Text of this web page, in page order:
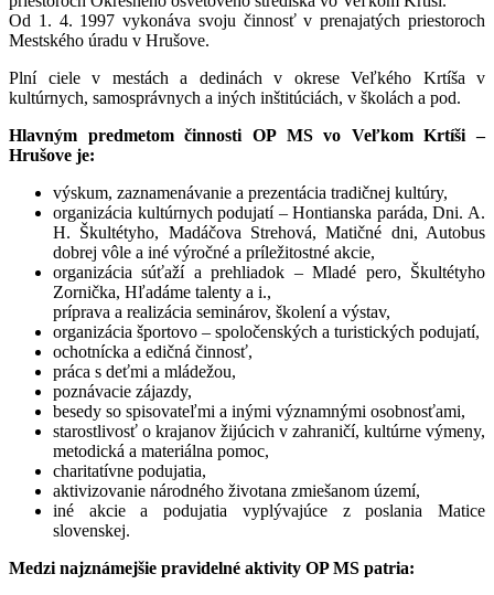
Od 1. 4. 1997 vykonáva svoju činnosť v prenajatých priestoroch
Mestského úradu v Hrušove.
Plní ciele v mestách a dedinách v okrese Veľkého Krtíša v
kultúrnych, samosprávnych a iných inštitúciách, v školách a pod.
Hlavným predmetom činnosti OP MS vo Veľkom Krtíši –
Hrušove je:
výskum, zaznamenávanie a prezentácia tradičnej kultúry,
organizácia kultúrnych podujatí – Hontianska paráda, Dni. A.
H. Škultétyho, Madáčova Strehová, Matičné dni, Autobus
dobrej vôle a iné výročné a príležitostné akcie,
organizácia súťaží a prehliadok – Mladé pero, Škultétyho
Zornička, Hľadáme talenty a i.,
príprava a realizácia seminárov, školení a výstav,
organizácia športovo – spoločenských a turistických podujatí,
ochotnícka a edičná činnosť,
práca s deťmi a mládežou,
poznávacie zájazdy,
besedy so spisovateľmi a inými významnými osobnosťami,
starostlivosť o krajanov žijúcich v zahraničí, kultúrne výmeny,
metodická a materiálna pomoc,
charitatívne podujatia,
aktivizovanie národného životana zmiešanom území,
iné akcie a podujatia vyplývajúce z poslania Matice
slovenskej.
Medzi najznámejšie pravidelné aktivity OP MS patria: